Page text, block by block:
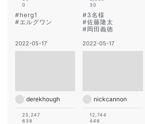
0
#herg1
#エルグワン
30
#3名様
#佐藤隆太
#岡田義徳
2022-05-17
derekhough
23,247
638
2022-05-17
nickcannon
12,744
446